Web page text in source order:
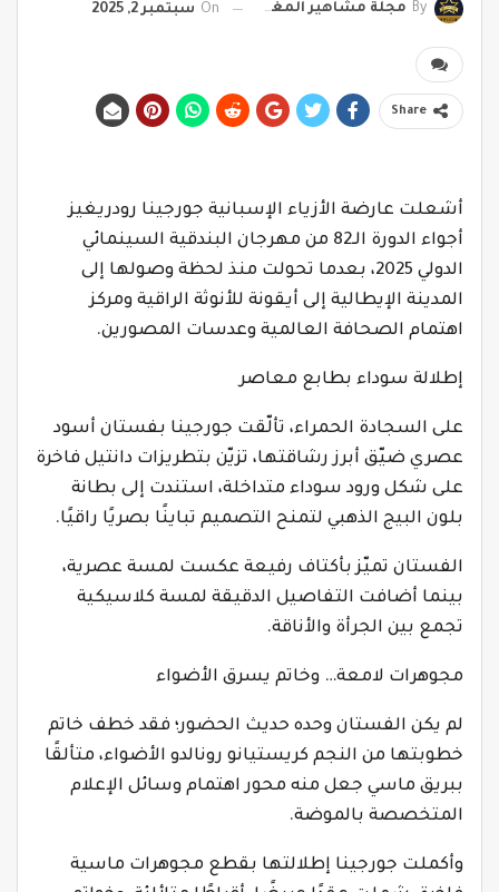
By مجلة مشاهير المغرب On سبتمبر 2, 2025
Share
أشعلت عارضة الأزياء الإسبانية جورجينا رودريغيز
أجواء الدورة الـ82 من مهرجان البندقية السينمائي
الدولي 2025، بعدما تحولت منذ لحظة وصولها إلى
المدينة الإيطالية إلى أيقونة للأنوثة الراقية ومركز
اهتمام الصحافة العالمية وعدسات المصورين.
إطلالة سوداء بطابع معاصر
على السجادة الحمراء، تألّقت جورجينا بفستان أسود
عصري ضيّق أبرز رشاقتها، تزيّن بتطريزات دانتيل فاخرة
على شكل ورود سوداء متداخلة، استندت إلى بطانة
بلون البيج الذهبي لتمنح التصميم تباينًا بصريًا راقيًا.
الفستان تميّز بأكتاف رفيعة عكست لمسة عصرية،
بينما أضافت التفاصيل الدقيقة لمسة كلاسيكية
تجمع بين الجرأة والأناقة.
مجوهرات لامعة… وخاتم يسرق الأضواء
لم يكن الفستان وحده حديث الحضور؛ فقد خطف خاتم
خطوبتها من النجم كريستيانو رونالدو الأضواء، متألقًا
ببريق ماسي جعل منه محور اهتمام وسائل الإعلام
المتخصصة بالموضة.
وأكملت جورجينا إطلالتها بقطع مجوهرات ماسية